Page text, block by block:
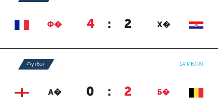
Ф� 4 : 2 Х�
Футбол 14 ИЮЛЯ
А� 0 : 2 Б�